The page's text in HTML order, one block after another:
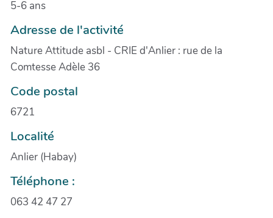
5-6 ans
Adresse de l'activité
Nature Attitude asbl - CRIE d'Anlier : rue de la
Comtesse Adèle 36
Code postal
6721
Localité
Anlier (Habay)
Téléphone :
063 42 47 27